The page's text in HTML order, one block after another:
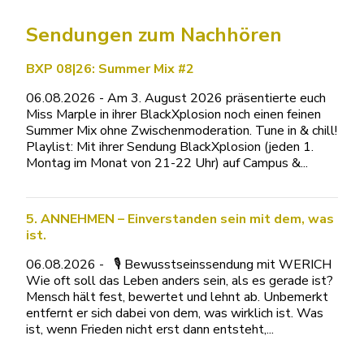
Sendungen zum Nachhören
BXP 08|26: Summer Mix #2
06.08.2026 - Am 3. August 2026 präsentierte euch
Miss Marple in ihrer BlackXplosion noch einen feinen
Summer Mix ohne Zwischenmoderation. Tune in & chill!
Playlist: Mit ihrer Sendung BlackXplosion (jeden 1.
Montag im Monat von 21-22 Uhr) auf Campus &...
5. ANNEHMEN – Einverstanden sein mit dem, was
ist.
06.08.2026 - 🎙 Bewusstseinssendung mit WERICH
Wie oft soll das Leben anders sein, als es gerade ist?
Mensch hält fest, bewertet und lehnt ab. Unbemerkt
entfernt er sich dabei von dem, was wirklich ist. Was
ist, wenn Frieden nicht erst dann entsteht,...